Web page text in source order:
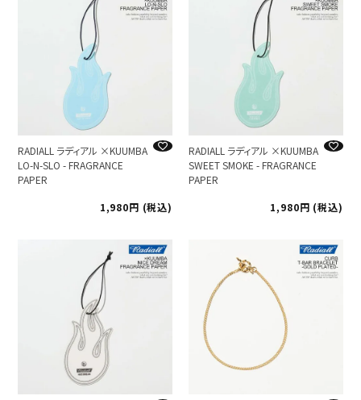
RADIALL ラディアル ×KUUMBA
LO-N-SLO - FRAGRANCE
PAPER
1,980
税込
RADIALL ラディアル ×KUUMBA
SWEET SMOKE - FRAGRANCE
PAPER
1,980
税込